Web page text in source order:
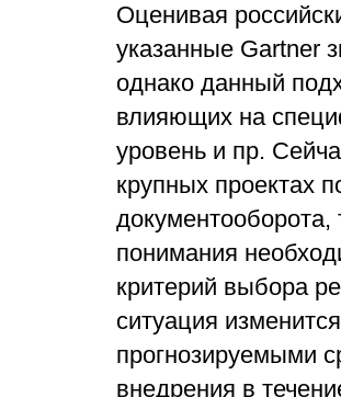
Оценивая
указанные Gartner
однако данный
влияющих на
уровень и пр.
крупных проектах
понимания
критерий выбора
ситуация
прогнозируемыми
внедрения в